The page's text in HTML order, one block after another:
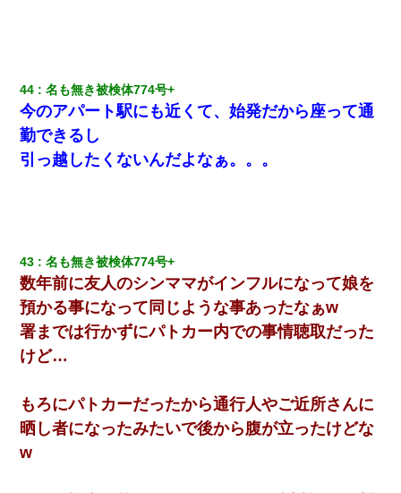
44 名も無き被検体774号+
今のアパート駅にも近くて、始発だから座って通
勤できるし
引っ越したくないんだよなぁ。。。
43 名も無き被検体774号+
数年前に友人のシンママがインフルになって娘を
預かる事になって同じような事あったなぁw
署までは行かずにパトカー内での事情聴取だった
けど…
もろにパトカーだったから通行人やご近所さんに
晒し者になったみたいで後から腹が立ったけどな
w